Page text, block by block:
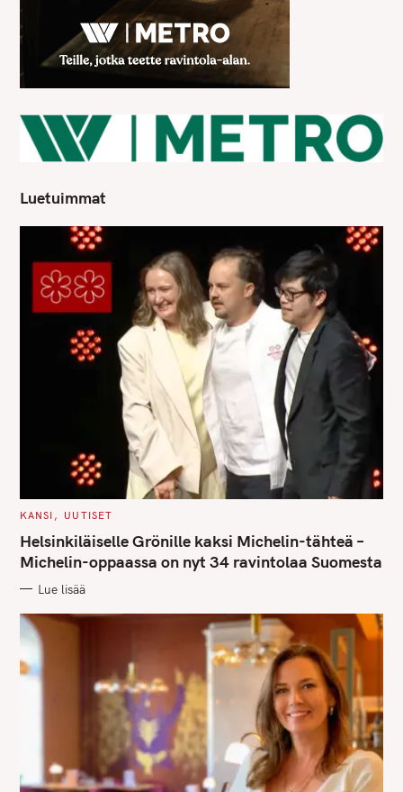
Luetuimmat
C
T
E
G
O
I
S
KANSI UUTISET
Helsinkiläiselle Grönille kaksi Michelin-tähteä –
Michelin-oppaassa on nyt 34 ravintolaa Suomesta
Lue lisää